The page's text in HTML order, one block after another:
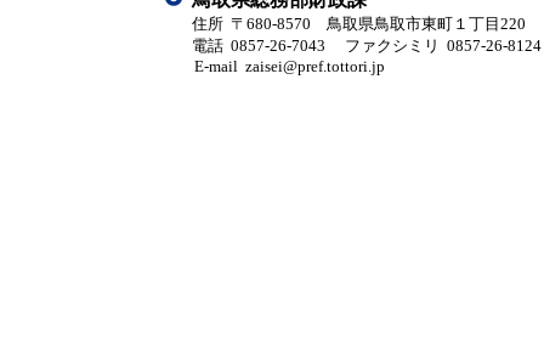
住所 〒680-8570 鳥取県鳥取市東町１丁目220
電話 0857-26-7043
ファクシミリ 0857-26-8124
E-mail zaisei@pref.tottori.jp